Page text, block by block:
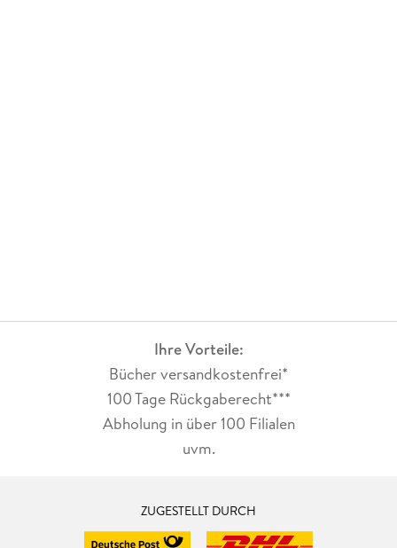
Ihre Vorteile:
Bücher versandkostenfrei*
100 Tage Rückgaberecht***
Abholung in über 100 Filialen
uvm.
ZUGESTELLT DURCH